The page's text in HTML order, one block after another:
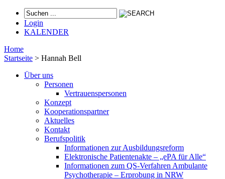
Login
KALENDER
Home
Startseite > Hannah Bell
Über uns
Personen
Vertrauenspersonen
Konzept
Kooperationspartner
Aktuelles
Kontakt
Berufspolitik
Informationen zur Ausbildungsreform
Elektronische Patientenakte – „ePA für Alle“
Informationen zum QS-Verfahren Ambulante
Psychotherapie – Erprobung in NRW